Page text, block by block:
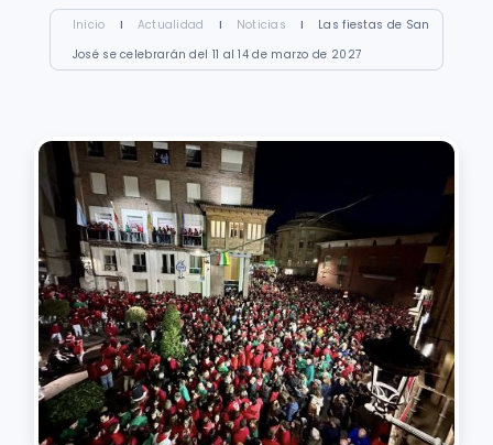
Inicio I Actualidad I Noticias I
Las fiestas de San
José se celebrarán del 11 al 14 de marzo de 2027